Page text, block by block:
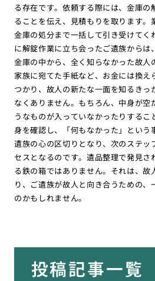
る存在です。依頼する際には、金庫の
ることを伝え、見積もりを取ります。
金庫の処分まで一括して引き受けてく
に解錠作業に立ち会ったご遺族からは
金庫の中から、全く知らなかった故人
家族に宛てた手紙など、お金には換え
つかり、故人の新たな一面を知るきっ
なくありません。もちろん、中身が空
うなものが入っていなかったりするこ
身を確認し、「何もなかった」という
遺族の心の区切りとなり、次のステッ
セスとなるのです。遺品整理で発見さ
る鉄の箱ではありません。それは、故
り、ご遺族が故人と向き合うための、
のかもしれません。
投稿記事一覧